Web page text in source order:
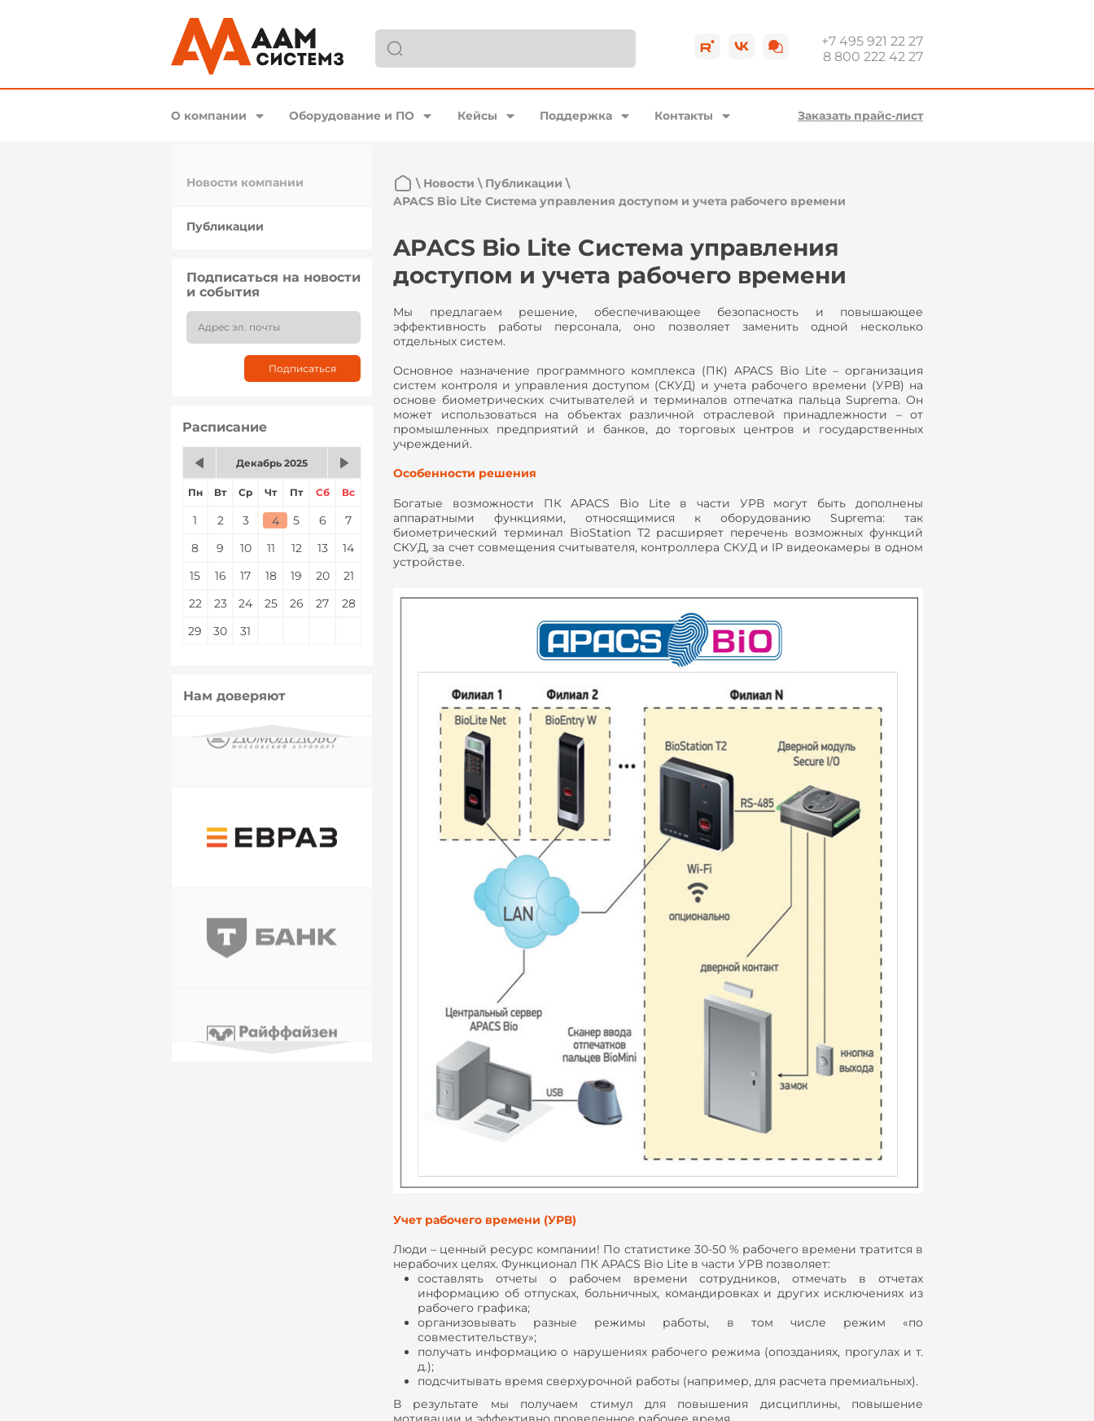
+7 495 921 22 27
8 800 222 42 27
О компании Оборудование и ПО Кейсы Поддержка Контакты Заказать прайс-лист
Новости компании
Публикации
Подписаться на новости
и события
Расписание
Декабрь 2025
Пн Вт Ср Чт Пт Сб Вс
1 2 3 44 5 6
7
8
9 10 11 12 13
14
15
16 17 18 19 20
21
22
23 24 25 26 27
28
29
30 31
Нам доверяют
\ Новости \ Публикации \
APACS Bio Lite Cистема управления доступом и учета рабочего времени
APACS Bio Lite Cистема управления
доступом и учета рабочего времени
Мы предлагаем решение, обеспечивающее безопасность и повышающее
эффективность работы персонала, оно позволяет заменить одной несколько
отдельных систем.
Основное назначение программного комплекса (ПК) APACS Bio Lite – организация
систем контроля и управления доступом (СКУД) и учета рабочего времени (УРВ) на
основе биометрических считывателей и терминалов отпечатка пальца Suprema. Он
может использоваться на объектах различной отраслевой принадлежности – от
промышленных предприятий и банков, до торговых центров и государственных
учреждений.
Особенности решения
Богатые возможности ПК APACS Bio Lite в части УРВ могут быть дополнены
аппаратными функциями, относящимися к оборудованию Supremа: так
биометрический терминал BioStation T2 расширяет перечень возможных функций
СКУД, за счет совмещения считывателя, контроллера СКУД и IP видеокамеры в одном
устройстве.
Учет рабочего времени (УРВ)
Люди – ценный ресурс компании! По статистике 30-50 % рабочего времени тратится в
нерабочих целях. Функционал ПК APACS Bio Lite в части УРВ позволяет:
составлять отчеты о рабочем времени сотрудников, отмечать в отчетах
информацию об отпусках, больничных, командировках и других исключениях из
рабочего графика;
организовывать разные режимы работы, в том числе режим «по
совместительству»;
получать информацию о нарушениях рабочего режима (опозданиях, прогулах и т.
д.);
подсчитывать время сверхурочной работы (например, для расчета премиальных).
В результате мы получаем стимул для повышения дисциплины, повышение